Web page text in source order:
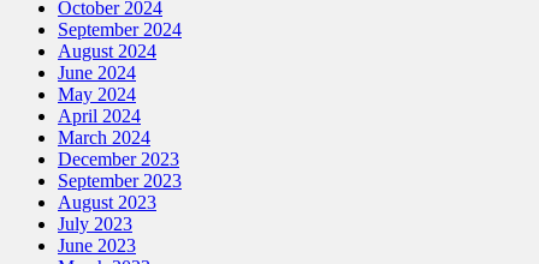
October 2024
September 2024
August 2024
June 2024
May 2024
April 2024
March 2024
December 2023
September 2023
August 2023
July 2023
June 2023